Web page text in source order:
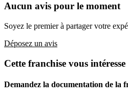
Aucun avis pour le moment
Soyez le premier à partager votre
Déposez un avis
Cette franchise vous intéresse
Demandez la documentation de la